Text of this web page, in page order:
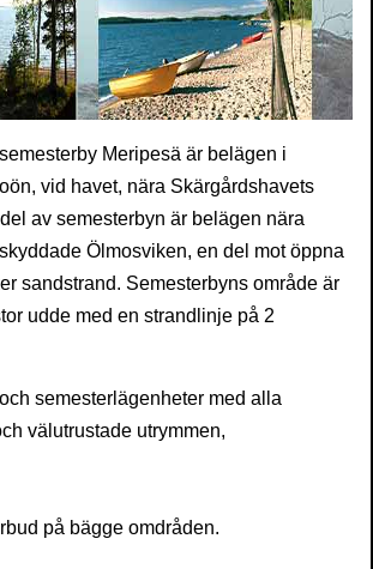
Meripesä är belägen i
vid havet, nära Skärgårdshavets
av semesterbyn är belägen nära
Ölmosviken, en del mot öppna
sandstrand. Semesterbyns område är
udde med en strandlinje på 2
och semesterlägenheter med alla
välutrustade utrymmen,
på bägge omdråden.